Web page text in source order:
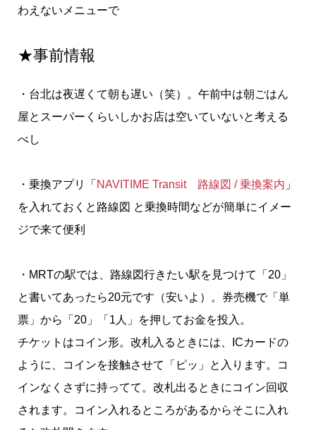
わえないメニューで
★事前情報
・台北は夜遅くて朝も遅い（笑）。午前中は朝ごはん
屋とスーパーくらいしかお店は空いていないと考える
べし
・乗換アプリ「 NAVITIME Transit 路線図 / 乗換案内 」
を入れておくと路線図 と乗換時間などが簡単にイメー
ジで来て便利
・MRTの駅では、路線図行きたい駅を見つけて「20」
と書いてあったら20元です（安いよ）。券売機で「単
票」から「20」「1人」を押してお金を投入。
チケットはコイン形。改札入るときには、ICカードの
ように、コインを接触させて「ピッ」と入ります。コ
インなくさずに持ってて。改札出るときにコイン回収
されます。コイン入れるところがあるからそこに入れ